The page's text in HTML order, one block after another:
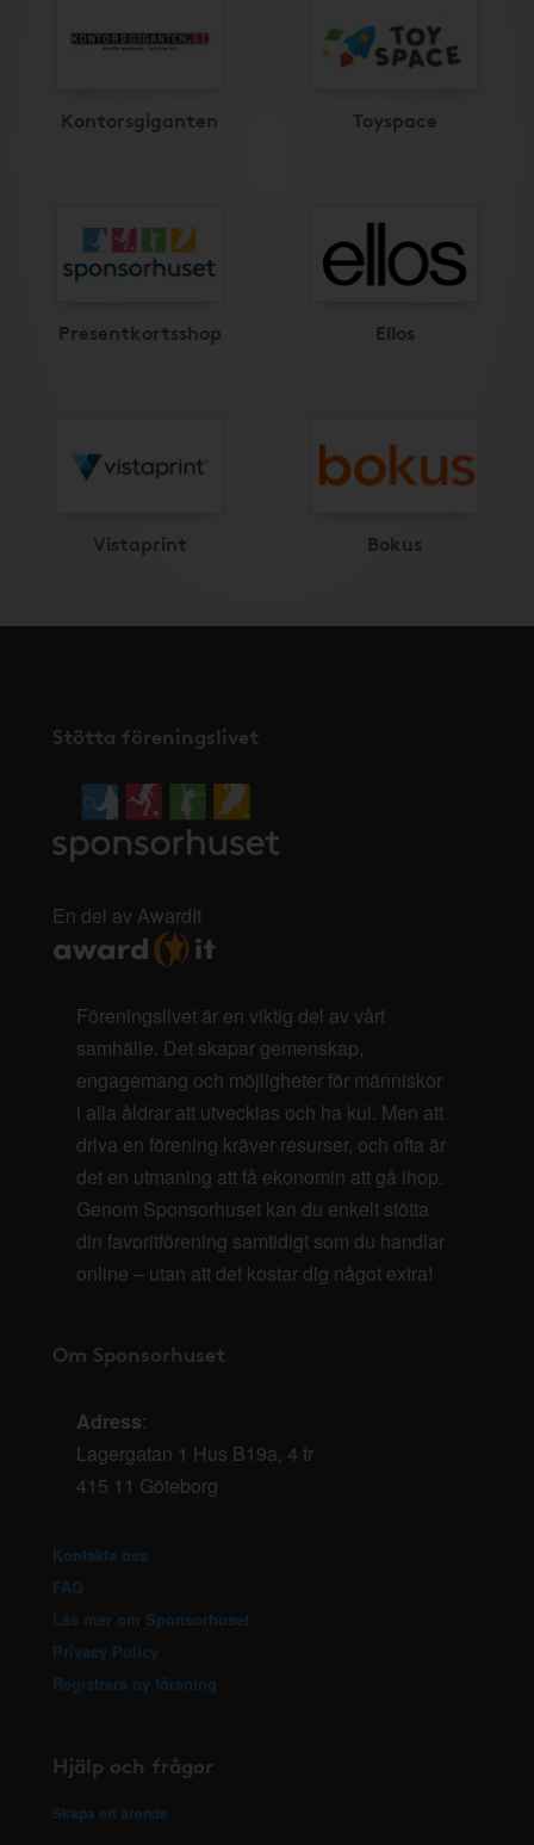
Kontorsgiganten Toyspace
Presentkortsshop Ellos
Vistaprint Bokus
Stötta föreningslivet
En del av AwardIt
Föreningslivet är en viktig del av vårt
samhälle. Det skapar gemenskap,
engagemang och möjligheter för människor
i alla åldrar att utvecklas och ha kul. Men att
driva en förening kräver resurser, och ofta är
det en utmaning att få ekonomin att gå ihop.
Genom Sponsorhuset kan du enkelt stötta
din favoritförening samtidigt som du handlar
online – utan att det kostar dig något extra!
Om Sponsorhuset
Adress:
Lagergatan 1 Hus B19a, 4 tr
415 11 Göteborg
Kontakta oss
FAQ
Läs mer om Sponsorhuset
Privacy Policy
Registrera ny förening
Hjälp och frågor
Skapa ett ärende